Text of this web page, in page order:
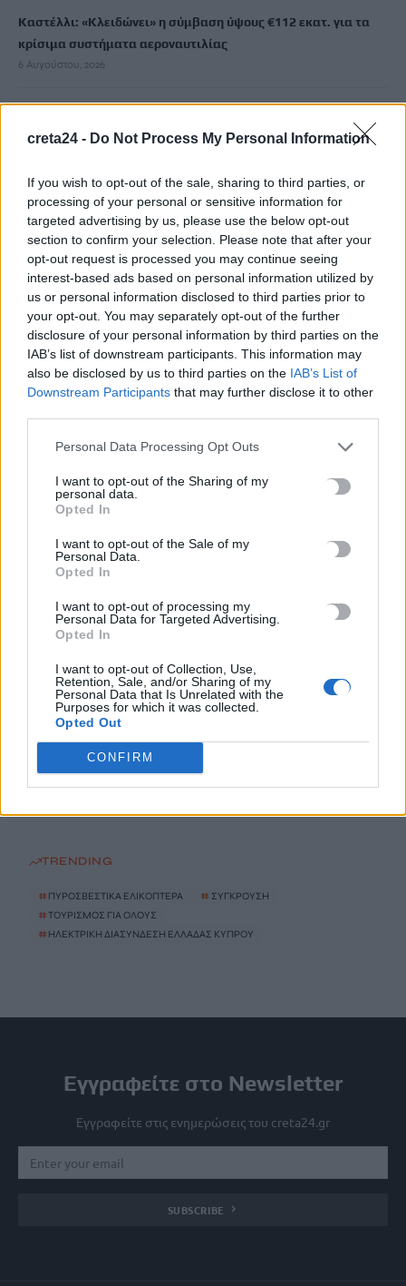
creta24 - Do Not Process My Personal Information
If you wish to opt-out of the sale, sharing to third parties, or
processing of your personal or sensitive information for
targeted advertising by us, please use the below opt-out
section to confirm your selection. Please note that after your
opt-out request is processed you may continue seeing
interest-based ads based on personal information utilized by
us or personal information disclosed to third parties prior to
your opt-out. You may separately opt-out of the further
disclosure of your personal information by third parties on the
IAB’s list of downstream participants. This information may
also be disclosed by us to third parties on the IAB’s List of
Downstream Participants that may further disclose it to other
Personal Data Processing Opt Outs
I want to opt-out of the Sharing of my
personal data.
Opted In
I want to opt-out of the Sale of my
Personal Data.
Opted In
I want to opt-out of processing my
Personal Data for Targeted Advertising.
Opted In
I want to opt-out of Collection, Use,
Retention, Sale, and/or Sharing of my
Personal Data that Is Unrelated with the
Purposes for which it was collected.
Opted Out
CONFIRM
Καστέλλι: «Κλειδώνει» η σύμβαση ύψους €112 εκατ. για τα
κρίσιμα συστήματα αεροναυτιλίας
6 Αυγούστου, 2026
και οι τελευταίες συνομιλίες
«Τουρισμός για Όλους»: Ποιοι μπορούν να υποβάλουν αίτηση
σήμερα
Γαλλική βοήθεια για το καλώδιο Ελλάδας-Κύπρου: Πώς θα
ξεπαγώσει το έργο
6 Αυγούστου, 2026
Πτώση στις τιμές του πετρελαίου εν μέσω προσδοκιών για
αποκατάσταση της ναυσιπλοΐας στα Στενά του Ορμούζ
Κυψέλη: Απολογείται ο 26χρονος για τη δολοφονία της
38χρονης Βρετανίδας – Επιμένει ότι είναι αθώος
Πετρελαιοφόρο δεξαμενόπλοιο αναφέρει εκρήξεις στο στενό
του Ορμούζ
6 Αυγούστου, 2026
Marfin: Στην Ελλάδα επιστέφει σήμερα η 46χρονη που που
κατηγορείται για συμμετοχή στη φονική επίθεση
6 Αυγούστου, 2026
Καιρός: 35άρια και ισχυροί άνεμοι στην Κρήτη
6 Αυγούστου, 2026
TRENDING
# ΠΥΡΟΣΒΕΣΤΙΚΑ ΕΛΙΚΟΠΤΕΡΑ # ΣΥΓΚΡΟΥΣΗ
#ΤΟΥΡΙΣΜΟΣ ΓΙΑ ΟΛΟΥΣ
# ΗΛΕΚΤΡΙΚΗ ΔΙΑΣΥΝΔΕΣΗ ΕΛΛΑΔΑΣ ΚΥΠΡΟΥ
Εγγραφείτε στο Newsletter
Εγγραφείτε στις ενημερώσεις του creta24.gr
SUBSCRIBE